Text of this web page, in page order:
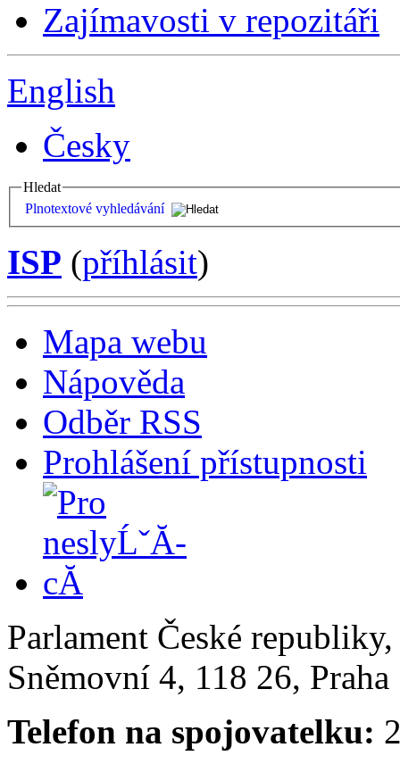
Zajímavosti v repozitáři
English
Česky
Hledat
Plnotextové vyhledávání
ISP (příhlásit)
Mapa webu
Nápověda
Odběr RSS
Prohlášení přístupnosti
Parlament České
Sněmovní 4, 118 26,
Telefon na spojovatelku: